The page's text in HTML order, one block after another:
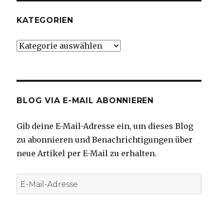
KATEGORIEN
Kategorien
BLOG VIA E-MAIL ABONNIEREN
Gib deine E-Mail-Adresse ein, um dieses Blog
zu abonnieren und Benachrichtigungen über
neue Artikel per E-Mail zu erhalten.
E-
Mail-